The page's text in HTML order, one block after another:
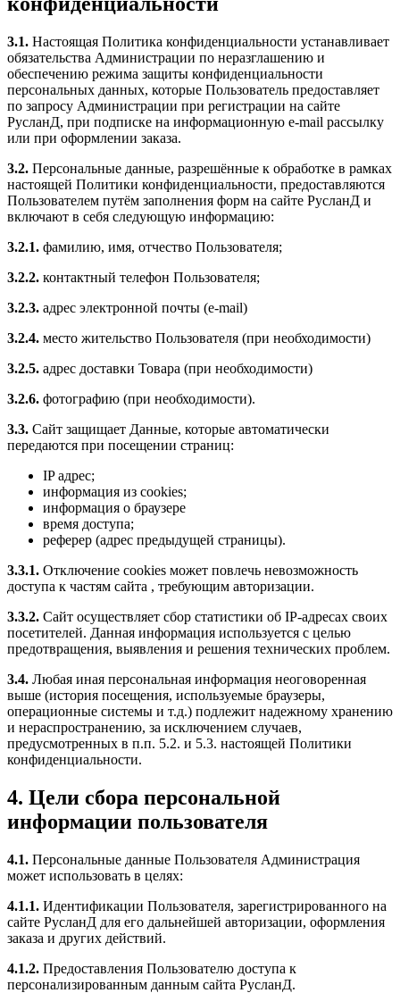
3.1. Настоящая Политика конфиденциальности устанавливает
обязательства Администрации по неразглашению и
обеспечению режима защиты конфиденциальности
персональных данных, которые Пользователь предоставляет
по запросу Администрации при регистрации на сайте
РусланД, при подписке на информационную e-mail рассылку
или при оформлении заказа.
3.2. Персональные данные, разрешённые к обработке в рамках
настоящей Политики конфиденциальности, предоставляются
Пользователем путём заполнения форм на сайте РусланД и
включают в себя следующую информацию:
3.2.1. фамилию, имя, отчество Пользователя;
3.2.2. контактный телефон Пользователя;
3.2.3. адрес электронной почты (e-mail)
3.2.4. место жительство Пользователя (при необходимости)
3.2.5. адрес доставки Товара (при необходимости)
3.2.6. фотографию (при необходимости).
3.3. Сайт защищает Данные, которые автоматически
передаются при посещении страниц:
IP адрес;
информация из cookies;
информация о браузере
время доступа;
реферер (адрес предыдущей страницы).
3.3.1. Отключение cookies может повлечь невозможность
доступа к частям сайта , требующим авторизации.
3.3.2. Сайт осуществляет сбор статистики об IP-адресах своих
посетителей. Данная информация используется с целью
предотвращения, выявления и решения технических проблем.
3.4. Любая иная персональная информация неоговоренная
выше (история посещения, используемые браузеры,
операционные системы и т.д.) подлежит надежному хранению
и нераспространению, за исключением случаев,
предусмотренных в п.п. 5.2. и 5.3. настоящей Политики
конфиденциальности.
4. Цели сбора персональной
информации пользователя
4.1. Персональные данные Пользователя Администрация
может использовать в целях:
4.1.1. Идентификации Пользователя, зарегистрированного на
сайте РусланД для его дальнейшей авторизации, оформления
заказа и других действий.
4.1.2. Предоставления Пользователю доступа к
персонализированным данным сайта РусланД.